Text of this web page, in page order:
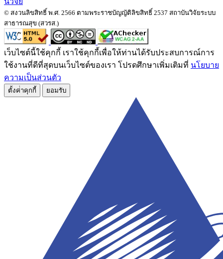
© สงวนลิขสิทธิ์ พ.ศ. 2566 ตามพระราชบัญญัติลิขสิทธิ์ 2537 สถาบันวิจัยระบบ
สาธารณสุข (สวรส.)
เว็บไซต์นี้ใช้คุกกี้ เราใช้คุกกี้เพื่อให้ท่านได้รับประสบการณ์การ
ใช้งานที่ดีที่สุดบนเว็บไซต์ของเรา โปรดศึกษาเพิ่มเติมที่ นโยบาย
ความเป็นส่วนตัว
ตั้งค่่าคุกกี้ ยอมรับ